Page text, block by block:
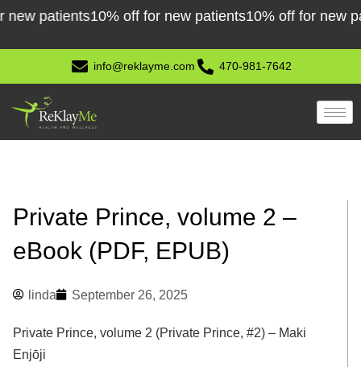
Skip
content
patients10% off for new patients10% off for new
info@reklayme.com 470-981-7642
Private Prince, volume 2 –
eBook (PDF, EPUB)
linda September 26, 2025
Private Prince, volume 2 (Private Prince, #2) – Maki
Enjōji